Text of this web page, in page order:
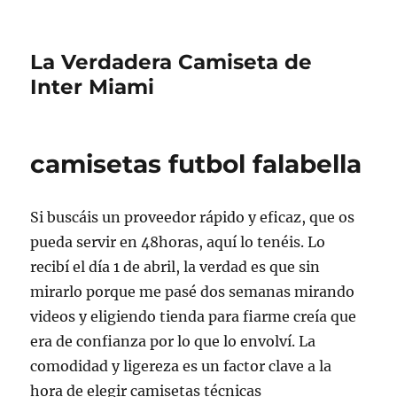
La Verdadera Camiseta de
Inter Miami
camisetas futbol falabella
Si buscáis un proveedor rápido y eficaz, que os
pueda servir en 48horas, aquí lo tenéis. Lo
recibí el día 1 de abril, la verdad es que sin
mirarlo porque me pasé dos semanas mirando
videos y eligiendo tienda para fiarme creía que
era de confianza por lo que lo envolví. La
comodidad y ligereza es un factor clave a la
hora de elegir camisetas técnicas